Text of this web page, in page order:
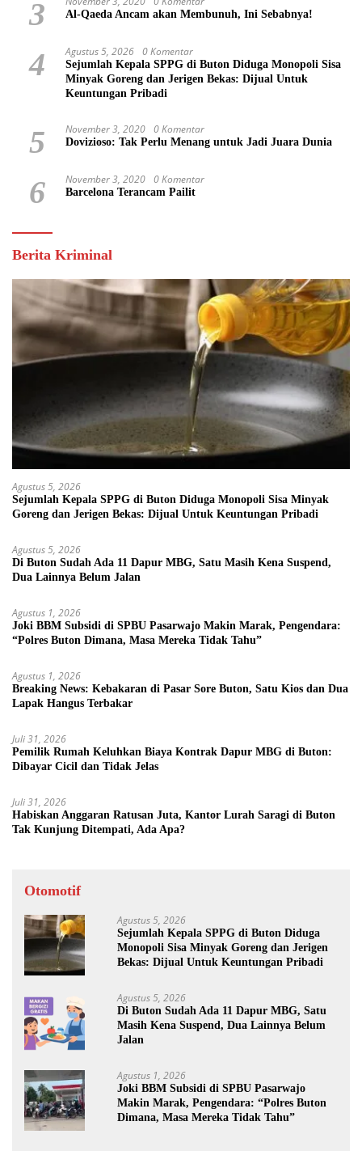
3 Al-Qaeda Ancam akan Membunuh, Ini Sebabnya!
4 Agustus 5, 2026 0 Komentar
Sejumlah Kepala SPPG di Buton Diduga Monopoli Sisa
Minyak Goreng dan Jerigen Bekas: Dijual Untuk
Keuntungan Pribadi
5 November 3, 2020 0 Komentar
Dovizioso: Tak Perlu Menang untuk Jadi Juara Dunia
6 November 3, 2020 0 Komentar
Barcelona Terancam Pailit
Berita Kriminal
Agustus 5, 2026
Sejumlah Kepala SPPG di Buton Diduga Monopoli Sisa Minyak
Goreng dan Jerigen Bekas: Dijual Untuk Keuntungan Pribadi
Agustus 5, 2026
Di Buton Sudah Ada 11 Dapur MBG, Satu Masih Kena Suspend,
Dua Lainnya Belum Jalan
Agustus 1, 2026
Joki BBM Subsidi di SPBU Pasarwajo Makin Marak, Pengendara:
“Polres Buton Dimana, Masa Mereka Tidak Tahu”
Agustus 1, 2026
Breaking News: Kebakaran di Pasar Sore Buton, Satu Kios dan Dua
Lapak Hangus Terbakar
Juli 31, 2026
Pemilik Rumah Keluhkan Biaya Kontrak Dapur MBG di Buton:
Dibayar Cicil dan Tidak Jelas
Juli 31, 2026
Habiskan Anggaran Ratusan Juta, Kantor Lurah Saragi di Buton
Tak Kunjung Ditempati, Ada Apa?
Otomotif
Agustus 5, 2026
Sejumlah Kepala SPPG di Buton Diduga
Monopoli Sisa Minyak Goreng dan Jerigen
Bekas: Dijual Untuk Keuntungan Pribadi
Agustus 5, 2026
Di Buton Sudah Ada 11 Dapur MBG, Satu
Masih Kena Suspend, Dua Lainnya Belum
Jalan
Agustus 1, 2026
Joki BBM Subsidi di SPBU Pasarwajo
Makin Marak, Pengendara: “Polres Buton
Dimana, Masa Mereka Tidak Tahu”